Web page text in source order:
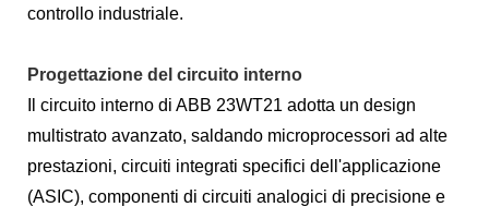
controllo industriale.
Progettazione del circuito interno
Il circuito interno di ABB 23WT21 adotta un design
multistrato avanzato, saldando microprocessori ad alte
prestazioni, circuiti integrati specifici dell'applicazione
(ASIC), componenti di circuiti analogici di precisione e